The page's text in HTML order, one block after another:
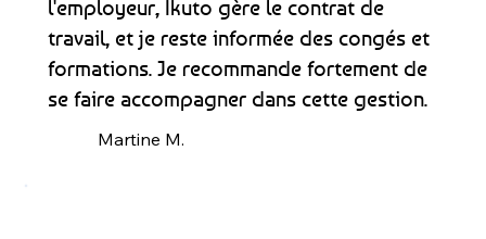
l'employeur, Ikuto gère le contrat de
travail, et je reste informée des congés et
formations. Je recommande fortement de
se faire accompagner dans cette gestion.
Martine M.